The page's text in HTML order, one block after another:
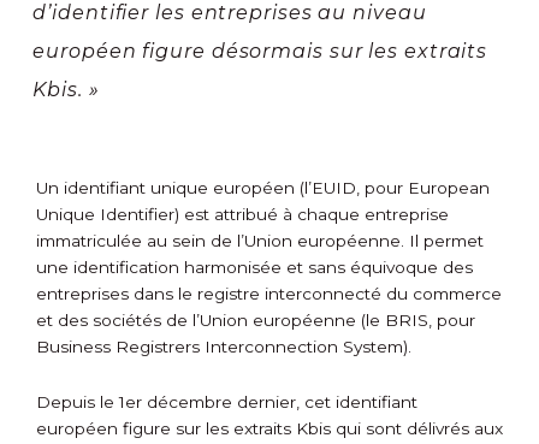
d’identifier les entreprises au niveau
européen figure désormais sur les extraits
Kbis. »
Un identifiant unique européen (l’EUID, pour European
Unique Identifier) est attribué à chaque entreprise
immatriculée au sein de l’Union européenne. Il permet
une identification harmonisée et sans équivoque des
entreprises dans le registre interconnecté du commerce
et des sociétés de l’Union européenne (le BRIS, pour
Business Registrers Interconnection System).
Depuis le 1er décembre dernier, cet identifiant
européen figure sur les extraits Kbis qui sont délivrés aux